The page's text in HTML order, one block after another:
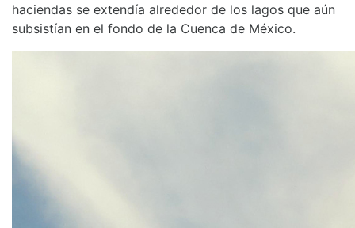
haciendas se extendía alrededor de los lagos que aún
subsistían en el fondo de la Cuenca de México.